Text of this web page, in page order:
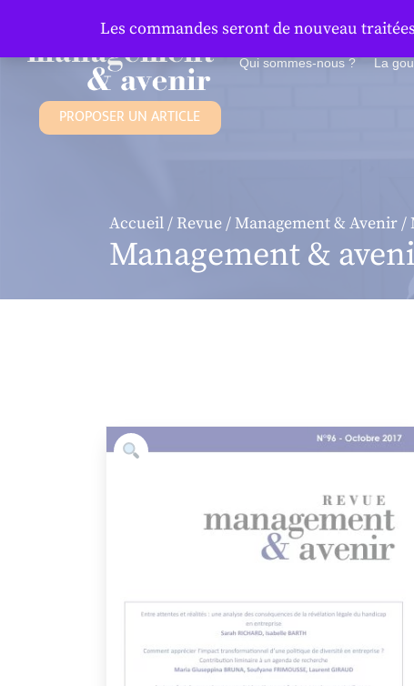
Qui sommes-nous ? La
PROPOSER UN ARTICLE
Accueil/ Revue/Management & Avenir/
Management &
Les commandes seront de nouveau